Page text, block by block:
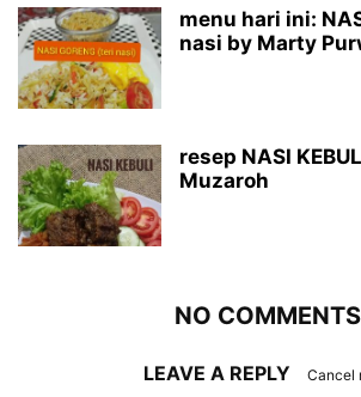
menu hari ini:
nasi by Marty
resep NASI
Muzaroh
NO COMMENTS
LEAVE A REPLY Cancel